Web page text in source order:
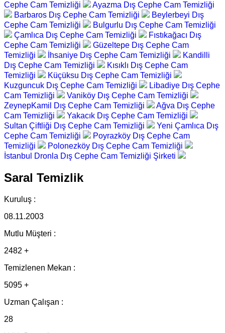
Cephe Cam Temizliği
Ayazma Dış Cephe Cam Temizliği
Barbaros Dış Cephe Cam Temizliği
Beylerbeyi Dış
Cephe Cam Temizliği
Bulgurlu Dış Cephe Cam Temizliği
Çamlıca Dış Cephe Cam Temizliği
Fıstıkağacı Dış
Cephe Cam Temizliği
Güzeltepe Dış Cephe Cam
Temizliği
İhsaniye Dış Cephe Cam Temizliği
Kandilli
Dış Cephe Cam Temizliği
Kısıklı Dış Cephe Cam
Temizliği
Küçüksu Dış Cephe Cam Temizliği
Kuzguncuk Dış Cephe Cam Temizliği
Libadiye Dış Cephe
Cam Temizliği
Vaniköy Dış Cephe Cam Temizliği
ZeynepKamil Dış Cephe Cam Temizliği
Ağva Dış Cephe
Cam Temizliği
Yakacık Dış Cephe Cam Temizliği
Sultan Çiftliği Dış Cephe Cam Temizliği
Yeni Çamlıca Dış
Cephe Cam Temizliği
Poyrazköy Dış Cephe Cam
Temizliği
Polonezköy Dış Cephe Cam Temizliği
İstanbul Dronla Dış Cephe Cam Temizliği Şirketi
Saral Temizlik
Kuruluş :
08.11.2003
Mutlu Müşteri :
2482 +
Temizlenen Mekan :
5095 +
Uzman Çalışan :
28